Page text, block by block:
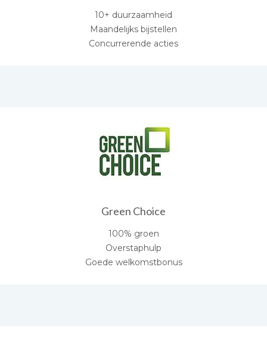
10+ duurzaamheid
Maandelijks bijstellen
Concurrerende acties
Green Choice
100% groen
Overstaphulp
Goede welkomstbonus